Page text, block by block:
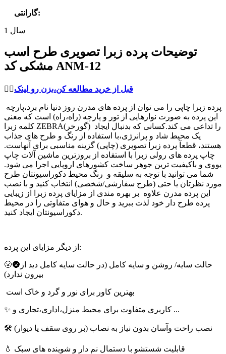
گارانتی:
1 سال
توضیحات پرده زبرا تصویری طرح اسب
مشکی کد ANM-12
👈🏻قبل از خرید مطالعه کن،بزن رو لینک
این پرده به صورت نوارهایی از تور و پارچه (راه،راه) است که معنی
کلمه زبرا ZEBRA(گورخر) را تداعی می کند.کسانی که بدنبال ایجاد
یک محیط شاد و پرانرژی،با استفاده از رنگ و طرح های جذاب
هستند، قطعآ پرده زبرا تصویری (چاپی) گزینه مناسبی برای آنهاست.
چاپ پرده های رولی زبرا با استفاده از بروزترین ماشین آلات چاپ
یووی و باکیفیت ترین جوهر ساخت کشورهای اروپایی اجرا می شود.
شما می توانید با توجه به سلیقه و رنگ محیط دکوراسیونتان طرح
مورد نظرتان یا حتی (طرح سفارشی/شخصی) انتخاب کنید و با نصب
این پرده مدرن علاوه بر بهره مندی از مزایای پرده زبرا از زیبایی
پرده طرح دار خود لذت ببرید و حال و هوای متفاوتی را در محیط
دکوراسیونتان ایجاد کنید.
از دیگر مزایای این پرده:
🌝🌚حالت سایه/ روشن و سایه کامل (در حالت سایه کامل دید از
بیرون ندارد)
✨ کاربری متفاوت برای محیط منزل،اداری،تجاری و ...
🛠 نصب راحت وآسان بدون نیاز به نصاب (بر روی سقف یا دیوار)
💧 قابلیت شستشو با دستمال نم دار و شوینده های سبک